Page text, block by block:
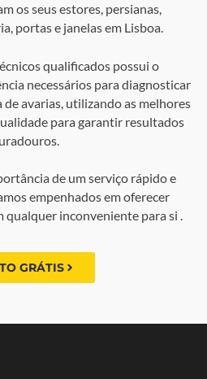
os seus estores, persianas,
portas e janelas em Lisboa.
qualificados possui o
necessários para diagnosticar
de avarias, utilizando as melhores
para garantir resultados
de um serviço rápido e
empenhados em oferecer
qualquer inconveniente para si .
GRÁTIS